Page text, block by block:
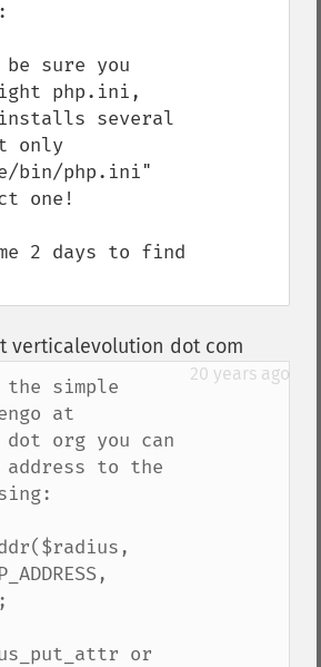
sure you
php.ini,
installs several
only
bin/php.ini"
one!
2 days to find
verticalevolution dot com
20 years ago
the simple
at
dot org you can
address to the
or